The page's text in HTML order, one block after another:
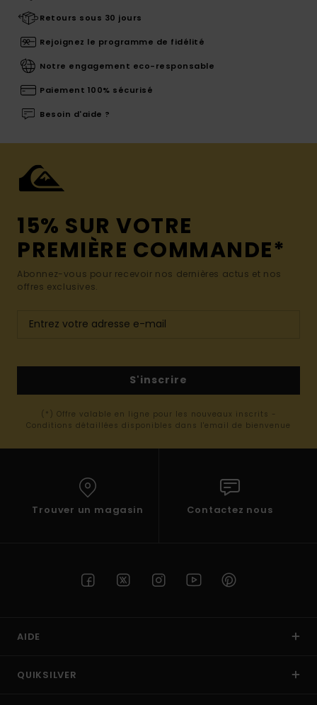
Retours sous 30 jours
Rejoignez le programme de fidélité
Notre engagement eco-responsable
Paiement 100% sécurisé
Besoin d'aide ?
15% SUR VOTRE
PREMIÈRE COMMANDE*
Abonnez-vous pour recevoir nos dernières actus et nos
offres exclusives.
S'inscrire
(*) Offre valable en ligne pour les nouveaux inscrits -
Conditions détaillées disponibles dans l'email de bienvenue
Trouver un magasin Contactez nous
AIDE
QUIKSILVER